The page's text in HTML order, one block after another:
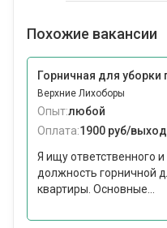
Похожие вакансии
Горничная для уборки
Верхние Лихоборы
Опыт:любой
Оплата:1900 руб/выход
Я ищу ответственного
должность горничной
квартиры. Основные...